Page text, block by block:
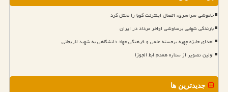
خاموشی سراسری، اتصال اینترنت کوبا را مختل کرد
بارندگی شهابی برساوشی اواخر مرداد در ایران
اهدای جایزه چهره برجسته علمی و فرهنگی جهاد دانشگاهی به شهید لاریجانی
اولین تصویر از ستاره همدم ابط الجوزا
جدیدترین ها